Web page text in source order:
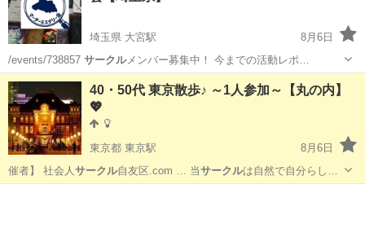
埼玉県 大宮駅
8月6日
/events/738857 サークルメンバー募集中！ 今までの活動レポ…
埼玉 さいたま市 大宮駅 その他 会場
40・50代 東京散歩♪ ～1人参加～【丸の内】
💖
東京都 東京駅
8月6日
催者】 社会人 サークル 自友区.com … 当サークルは自然で自分らし…